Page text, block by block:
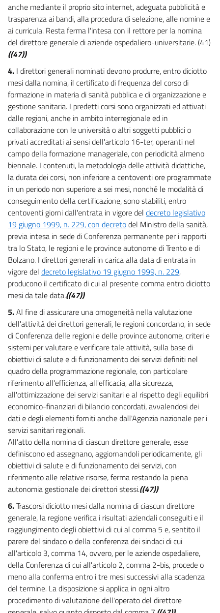
TITOLO IV
PARTECIPAZIONE E TUTELA DEI DIRITTI
DEI CITTADINI
14
PERSONALE
15
15 bis
15 ter
15 quater
15 quinquies
15 sexies
15 septies
15 octies
15 novies
15 decies
15 undecies
15 duodecies
15 terdecies
15 quaterdecies
16
16 bis
16 ter
16 quater
16 quinquies
16 sexies
17
17 bis
TITOLO VI
NORME FINALI E TRANSITORIE
18
19
19 bis
19 ter
19 quinquies
19 sexies
20
anche mediante il proprio sito internet, adeguata pubblicità e
trasparenza ai bandi, alla procedura di selezione, alle nomine e
ai curricula. Resta ferma l'intesa con il rettore per la nomina
del direttore generale di aziende ospedaliero-universitarie. (41)
((47))
4. I direttori generali nominati devono produrre, entro diciotto
mesi dalla nomina, il certificato di frequenza del corso di
formazione in materia di sanità pubblica e di organizzazione e
gestione sanitaria. I predetti corsi sono organizzati ed attivati
dalle regioni, anche in ambito interregionale ed in
collaborazione con le università o altri soggetti pubblici o
privati accreditati ai sensi dell'articolo 16-ter, operanti nel
campo della formazione manageriale, con periodicità almeno
biennale. I contenuti, la metodologia delle attività didattiche,
la durata dei corsi, non inferiore a centoventi ore programmate
in un periodo non superiore a sei mesi, nonché le modalità di
conseguimento della certificazione, sono stabiliti, entro
centoventi giorni dall'entrata in vigore del decreto legislativo
19 giugno 1999, n. 229, con decretodel Ministro della sanità,
previa intesa in sede di Conferenza permanente per i rapporti
tra lo Stato, le regioni e le province autonome di Trento e di
Bolzano. I direttori generali in carica alla data di entrata in
vigore del decreto legislativo 19 giugno 1999, n. 229,
producono il certificato di cui al presente comma entro diciotto
mesi da tale data.((47))
5.Al fine di assicurare una omogeneità nella valutazione
dell'attività dei direttori generali, le regioni concordano, in sede
di Conferenza delle regioni e delle province autonome, criteri e
sistemi per valutare e verificare tale attività, sulla base di
obiettivi di salute e di funzionamento dei servizi definiti nel
quadro della programmazione regionale, con particolare
riferimento all'efficienza, all'efficacia, alla sicurezza,
all'ottimizzazione dei servizi sanitari e al rispetto degli equilibri
economico-finanziari di bilancio concordati, avvalendosi dei
dati e degli elementi forniti anche dall'Agenzia nazionale per i
servizi sanitari regionali.
All'atto della nomina di ciascun direttore generale, esse
definiscono ed assegnano, aggiornandoli periodicamente, gli
obiettivi di salute e di funzionamento dei servizi, con
riferimento alle relative risorse, ferma restando la piena
autonomia gestionale dei direttori stessi.((47))
6.Trascorsi diciotto mesi dalla nomina di ciascun direttore
generale, la regione verifica i risultati aziendali conseguiti e il
raggiungimento degli obiettivi di cui al comma 5 e, sentito il
parere del sindaco o della conferenza dei sindaci di cui
all'articolo 3, comma 14, ovvero, per le aziende ospedaliere,
della Conferenza di cui all'articolo 2, comma 2-bis, procede o
meno alla conferma entro i tre mesi successivi alla scadenza
del termine. La disposizione si applica in ogni altro
procedimento di valutazione dell'operato del direttore